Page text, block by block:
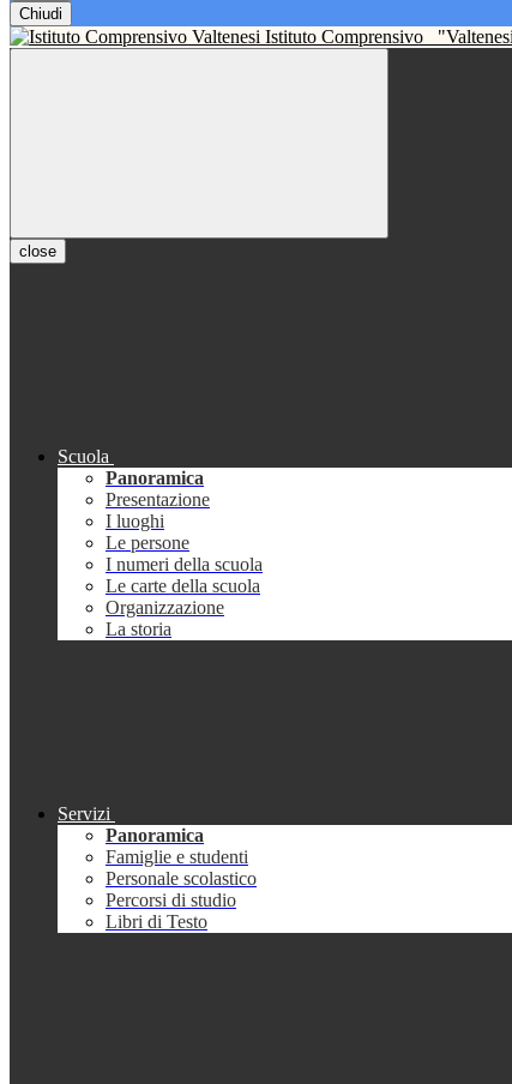
Chiudi
Istituto Comprensivo
close
Scuola
Panoramica
Presentazione
I luoghi
Le persone
I numeri della scuola
Le carte della scuola
Organizzazione
La storia
Servizi
Panoramica
Famiglie e studenti
Personale scolastico
Percorsi di studio
Libri di Testo